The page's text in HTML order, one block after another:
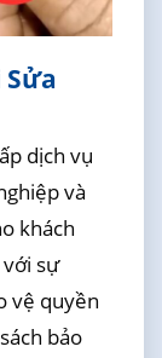
dịch vụ
và
khách
sự
vệ quyền
bảo